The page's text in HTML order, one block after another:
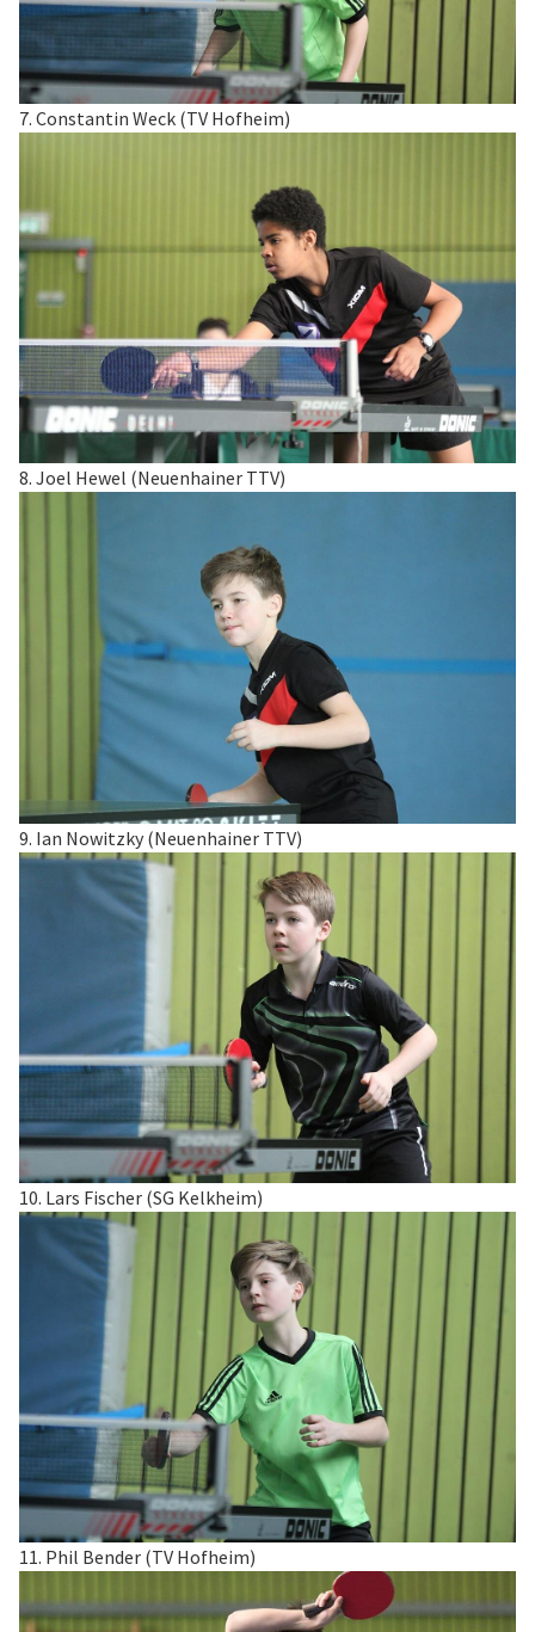
7. Constantin Weck (TV Hofheim)
8. Joel Hewel (Neuenhainer TTV)
9. Ian Nowitzky (Neuenhainer TTV)
10. Lars Fischer (SG Kelkheim)
11. Phil Bender (TV Hofheim)